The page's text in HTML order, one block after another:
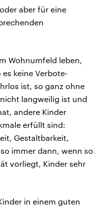
aber für eine
Wohnumfeld leben,
keine Verbote-
ist, so ganz ohne
langweilig ist und
andere Kinder
erfüllt sind:
Gestaltbarkeit,
immer dann, wenn so
vorliegt, Kinder sehr
in einem guten